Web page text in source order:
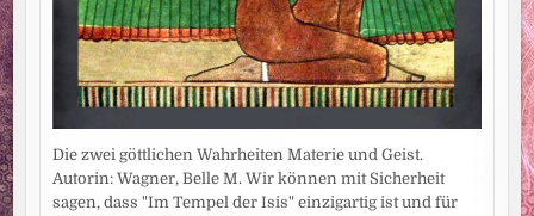
Die zwei göttlichen Wahrheiten Materie und Geist.
Autorin: Wagner, Belle M. Wir können mit Sicherheit
sagen, dass "Im Tempel der Isis" einzigartig ist und für